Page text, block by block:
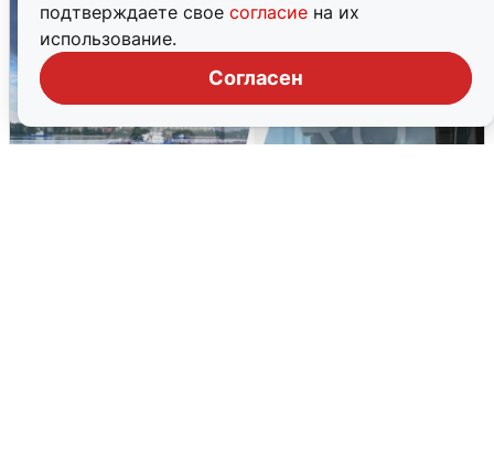
подтверждаете свое согласие на их
использование.
Согласен